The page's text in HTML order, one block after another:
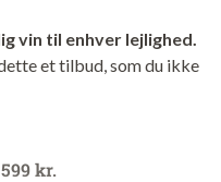
vin til enhver lejlighed.
et tilbud, som du ikke
kr.